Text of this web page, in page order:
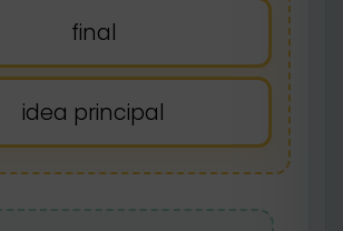
final
idea principal